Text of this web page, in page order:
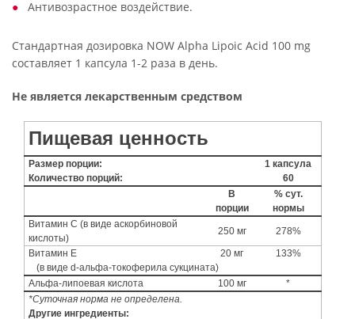
Антивозрастное воздействие.
Стандартная дозировка NOW Alpha Lipoic Acid 100 mg
составляет 1 капсула 1-2 раза в день.
Не является лекарственным средством
Пищевая ценность
Размер порции:
1 капсула
Количество порций:
60
В
порции
% сут.
нормы
Витамин С (в виде аскорбиновой
кислоты)
250 мг
278%
Витамин E
20 мг
133%
(в виде d-альфа-токоферила сукцината)
Альфа-липоевая кислота
100 мг
*
*Суточная норма не определена.
Другие ингредиенты: